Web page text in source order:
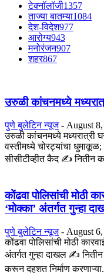
टेक्नॉलॉजी1357
ताज्या बातम्या1084
देश-विदेश977
आरोग्य943
मनोरंजन907
शहर867
उरुळी कांचनमध्ये
पुणे बुलेटिन न्यूज - August
उरुळी कांचनमध्ये मध्यरात्री
वस्तीमध्ये चोरट्यांचा धुमाकूळ;
सीसीटीव्हीत कैद ✍️ नितीन
कोंढवा पोलिसांची मोठी
‘मोक्का’ अंतर्गत गुन्हा
पुणे बुलेटिन न्यूज - August
कोंढवा पोलिसांची मोठी
अंतर्गत गुन्हा दाखल ✍️
करून दहशत निर्माण